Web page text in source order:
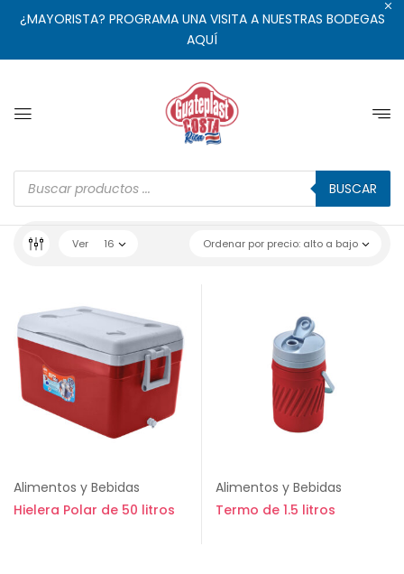
¿MAYORISTA? PROGRAMA UNA VISITA A NUESTRAS BODEGAS
AQUÍ
BUSCAR
Ordenar por precio: alto a bajo
Ver 16
Alimentos y Bebidas
Hielera Polar de 50 litros
Alimentos y Bebidas
Termo de 1.5 litros